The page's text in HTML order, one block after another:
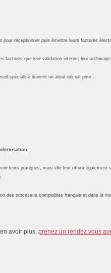
pour réceptionner puis émettre leurs factures
factures que leur validation interne, leur
spécialisé devient un atout décisif pour :
leurs pratiques, mais elle leur offrira
des processus comptables français et dans la
avoir plus, prenez un rendez vous